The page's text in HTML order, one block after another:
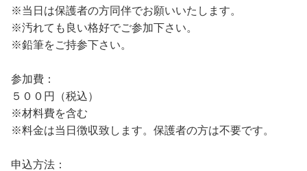
※当日は保護者の方同伴でお願いいたします。
※汚れても良い格好でご参加下さい。
※鉛筆をご持参下さい。
参加費：
５００円（税込）
※材料費を含む
※料金は当日徴収致します。保護者の方は不要です。
申込方法：